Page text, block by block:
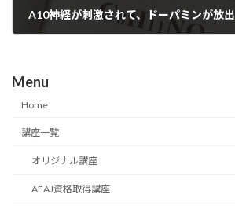
A10神経が刺激されて、ドーパミンが放出
Menu
Home
講座一覧
オリジナル講座
AEAJ資格取得講座